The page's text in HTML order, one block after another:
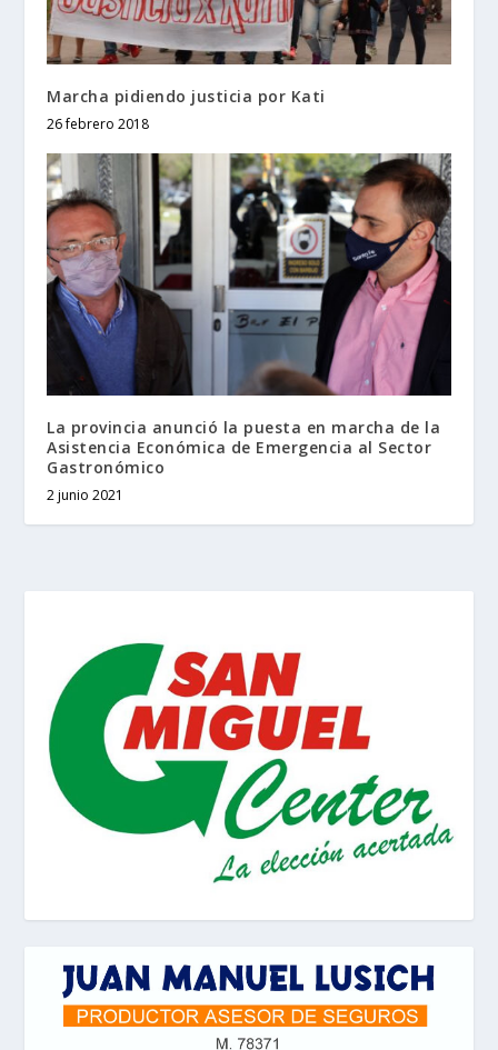
Marcha pidiendo justicia por Kati
26 febrero 2018
La provincia anunció la puesta en marcha de la
Asistencia Económica de Emergencia al Sector
Gastronómico
2 junio 2021